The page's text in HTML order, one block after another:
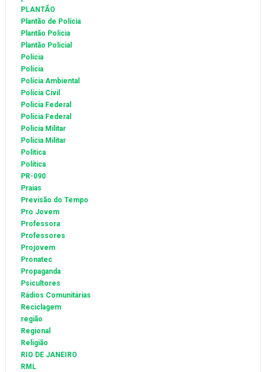
PLANTÃO
Plantão de Polícia
Plantão Policia
Plantão Policial
Policia
Polícia
Polícia Ambiental
Polícia Civil
Policia Federal
Polícia Federal
Policia Militar
Polícia Militar
Politica
Política
PR-090
Praias
Previsão do Tempo
Pro Jovem
Professora
Professores
Projovem
Pronatec
Propaganda
Psicultores
Rádios Comunitárias
Reciclagem
região
Regional
Religião
RIO DE JANEIRO
RML